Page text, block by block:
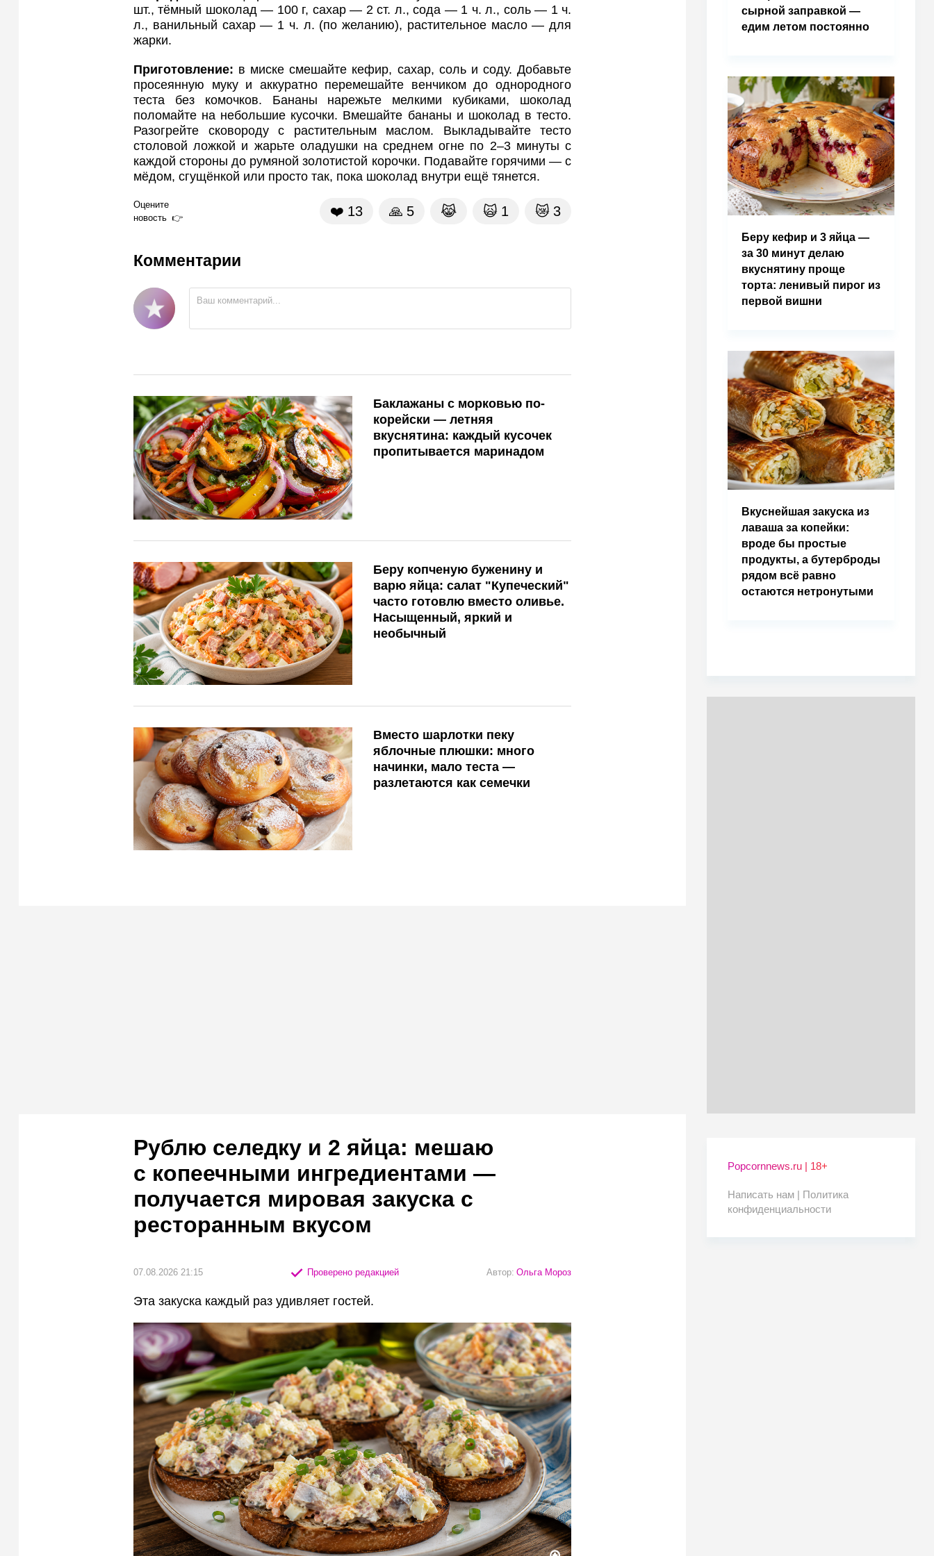
шт., тёмный шоколад — 100 г, сахар — 2 ст. л., сода — 1 ч. л., соль — 1 ч.
л., ванильный сахар — 1 ч. л. (по желанию), растительное масло — для
жарки.
Приготовление: в миске смешайте кефир, сахар, соль и соду. Добавьте
просеянную муку и аккуратно перемешайте венчиком до однородного
теста без комочков. Бананы нарежьте мелкими кубиками, шоколад
поломайте на небольшие кусочки. Вмешайте бананы и шоколад в тесто.
Разогрейте сковороду с растительным маслом. Выкладывайте тесто
столовой ложкой и жарьте оладушки на среднем огне по 2–3 минуты с
каждой стороны до румяной золотистой корочки. Подавайте горячими — с
мёдом, сгущёнкой или просто так, пока шоколад внутри ещё тянется.
Оцените
новость
❤️ 13 🙏 5 😹 🙀 1 😿 3
Комментарии
Баклажаны с морковью по-
корейски — летняя
вкуснятина: каждый кусочек
пропитывается маринадом
Беру копченую буженину и
варю яйца: салат "Купеческий"
часто готовлю вместо оливье.
Насыщенный, яркий и
необычный
Вместо шарлотки пеку
яблочные плюшки: много
начинки, мало теста —
разлетаются как семечки
Рублю селедку и 2 яйца: мешаю
с копеечными ингредиентами —
получается мировая закуска с
ресторанным вкусом
07.08.2026 21:15 Проверено редакцией Автор: Ольга Мороз
Эта закуска каждый раз удивляет гостей.
сырной заправкой —
едим летом постоянно
Беру кефир и 3 яйца —
за 30 минут делаю
вкуснятину проще
торта: ленивый пирог из
первой вишни
Вкуснейшая закуска из
лаваша за копейки:
вроде бы простые
продукты, а бутерброды
рядом всё равно
остаются нетронутыми
Popcornnews.ru | 18+
Написать нам | Политика
конфиденциальности